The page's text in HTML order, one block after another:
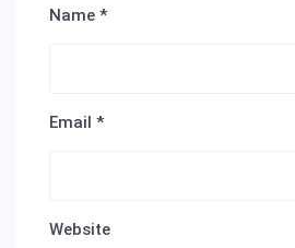
Name *
Email *
Website